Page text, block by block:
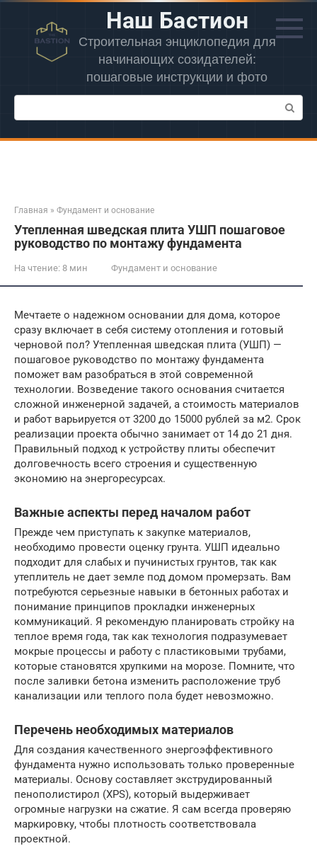
Перейти
контенту
Наш Бастион
Строительная энциклопедия для
начинающих созидателей:
пошаговые инструкции и фото
Поиск:
Главная » Фундамент и основание
Утепленная шведская плита УШП пошаговое
руководство по монтажу фундамента
На чтение: 8 мин Фундамент и основание
Мечтаете о надежном основании для дома, которое
сразу включает в себя систему отопления и готовый
черновой пол? Утепленная шведская плита (УШП) —
пошаговое руководство по монтажу фундамента
поможет вам разобраться в этой современной
технологии. Возведение такого основания считается
сложной инженерной задачей, а стоимость материалов
и работ варьируется от 3200 до 15000 рублей за м2. Срок
реализации проекта обычно занимает от 14 до 21 дня.
Правильный подход к устройству плиты обеспечит
долговечность всего строения и существенную
экономию на энергоресурсах.
Важные аспекты перед началом работ
Прежде чем приступать к закупке материалов,
необходимо провести оценку грунта. УШП идеально
подходит для слабых и пучинистых грунтов, так как
утеплитель не дает земле под домом промерзать. Вам
потребуются серьезные навыки в бетонных работах и
понимание принципов прокладки инженерных
коммуникаций. Я рекомендую планировать стройку на
теплое время года, так как технология подразумевает
мокрые процессы и работу с пластиковыми трубами,
которые становятся хрупкими на морозе. Помните, что
после заливки бетона изменить расположение труб
канализации или теплого пола будет невозможно.
Перечень необходимых материалов
Для создания качественного энергоэффективного
фундамента нужно использовать только проверенные
материалы. Основу составляет экструдированный
пенополистирол (XPS), который выдерживает
огромные нагрузки на сжатие. Я сам всегда проверяю
маркировку, чтобы плотность соответствовала
проектной.